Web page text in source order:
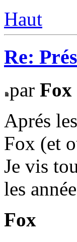
Haut
Re:
par Fox
Aprés
Fox (et
Je vis
les
Fox